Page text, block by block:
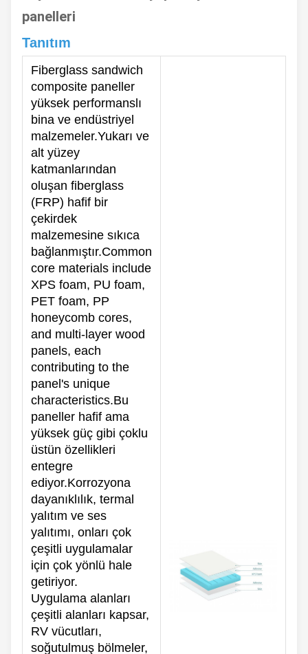
panelleri
Tanıtım
Fiberglass sandwich
composite paneller
yüksek performanslı
bina ve endüstriyel
malzemeler.Yukarı ve
alt yüzey
katmanlarından
oluşan fiberglass
(FRP) hafif bir
çekirdek
malzemesine sıkıca
bağlanmıştır.Common
core materials include
XPS foam, PU foam,
PET foam, PP
honeycomb cores,
and multi-layer wood
panels, each
contributing to the
panel's unique
characteristics.Bu
paneller hafif ama
yüksek güç gibi çoklu
üstün özellikleri
entegre
ediyor.Korrozyona
dayanıklılık, termal
yalıtım ve ses
yalıtımı, onları çok
çeşitli uygulamalar
için çok yönlü hale
getiriyor.
Uygulama alanları
çeşitli alanları kapsar,
RV vücutları,
soğutulmuş bölmeler,